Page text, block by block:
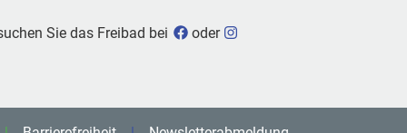
Sie das Freibad bei Freibad Kleinblittersdorf bei
oder Freibad Kleinblittersdorf